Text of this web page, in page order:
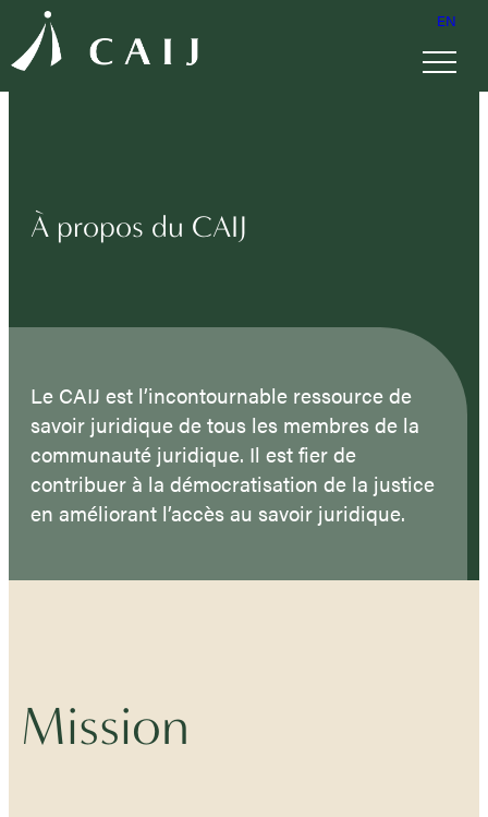
EN
À propos du CAIJ
Le CAIJ est l’incontournable ressource de
savoir juridique de tous les membres de la
communauté juridique. Il est fier de
contribuer à la démocratisation de la justice
en améliorant l’accès au savoir juridique.
Mission